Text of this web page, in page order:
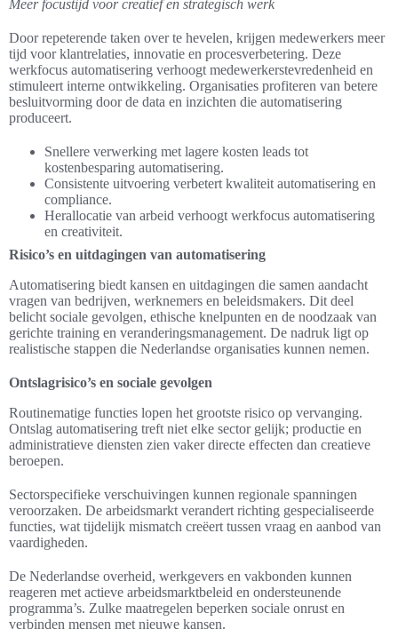
Meer focustijd voor creatief en strategisch werk
Door repeterende taken over te hevelen, krijgen medewerkers meer
tijd voor klantrelaties, innovatie en procesverbetering. Deze
werkfocus automatisering verhoogt medewerkerstevredenheid en
stimuleert interne ontwikkeling. Organisaties profiteren van betere
besluitvorming door de data en inzichten die automatisering
produceert.
Snellere verwerking met lagere kosten leads tot
kostenbesparing automatisering.
Consistente uitvoering verbetert kwaliteit automatisering en
compliance.
Herallocatie van arbeid verhoogt werkfocus automatisering
en creativiteit.
Risico’s en uitdagingen van automatisering
Automatisering biedt kansen en uitdagingen die samen aandacht
vragen van bedrijven, werknemers en beleidsmakers. Dit deel
belicht sociale gevolgen, ethische knelpunten en de noodzaak van
gerichte training en veranderingsmanagement. De nadruk ligt op
realistische stappen die Nederlandse organisaties kunnen nemen.
Ontslagrisico’s en sociale gevolgen
Routinematige functies lopen het grootste risico op vervanging.
Ontslag automatisering treft niet elke sector gelijk; productie en
administratieve diensten zien vaker directe effecten dan creatieve
beroepen.
Sectorspecifieke verschuivingen kunnen regionale spanningen
veroorzaken. De arbeidsmarkt verandert richting gespecialiseerde
functies, wat tijdelijk mismatch creëert tussen vraag en aanbod van
vaardigheden.
De Nederlandse overheid, werkgevers en vakbonden kunnen
reageren met actieve arbeidsmarktbeleid en ondersteunende
programma’s. Zulke maatregelen beperken sociale onrust en
verbinden mensen met nieuwe kansen.